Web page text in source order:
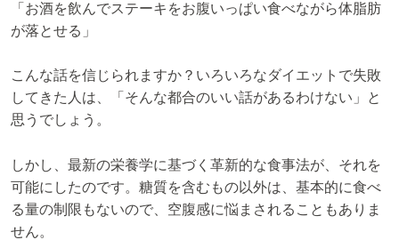
「お酒を飲んでステーキをお腹いっぱい食べながら体脂肪
が落とせる」
こんな話を信じられますか？いろいろなダイエットで失敗
してきた人は、「そんな都合のいい話があるわけない」と
思うでしょう。
しかし、最新の栄養学に基づく革新的な食事法が、それを
可能にしたのです。糖質を含むもの以外は、基本的に食べ
る量の制限もないので、空腹感に悩まされることもありま
せん。